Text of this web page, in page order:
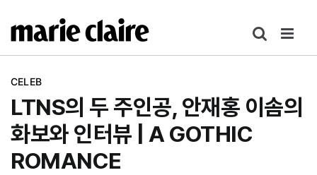
텐
건
기
CELEB
LTNS의 두 주인공, 안재홍 이솜의
화보와 인터뷰 | A GOTHIC
ROMANCE